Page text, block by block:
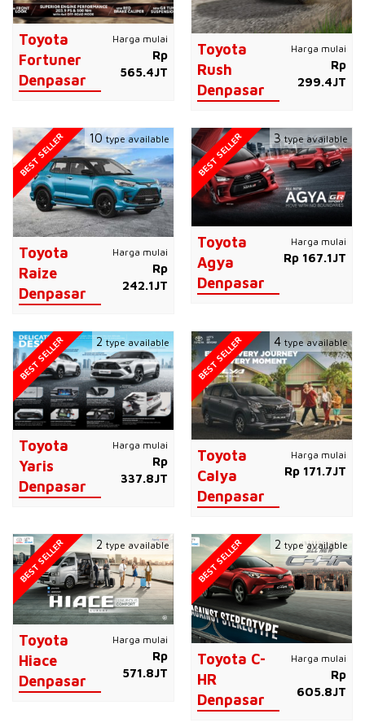
Toyota
Fortuner
Denpasar
Harga mulai
Rp
565.4JT
Toyota
Rush
Denpasar
Harga mulai
Rp
299.4JT
Toyota
Raize
Denpasar
Harga mulai
Rp
242.1JT
BEST SELLER 10 type available
Toyota
Agya
Denpasar
Harga mulai
Rp 167.1JT
BEST SELLER 3type available
Toyota
Yaris
Denpasar
Harga mulai
Rp
337.8JT
BEST SELLER 2type available
Toyota
Calya
Denpasar
Harga mulai
Rp 171.7JT
BEST SELLER 4 type available
Toyota
Hiace
Denpasar
Harga mulai
Rp
571.8JT
BEST SELLER 2type available
Toyota C-
HR
Denpasar
Harga mulai
Rp
605.8JT
BEST SELLER 2 type available